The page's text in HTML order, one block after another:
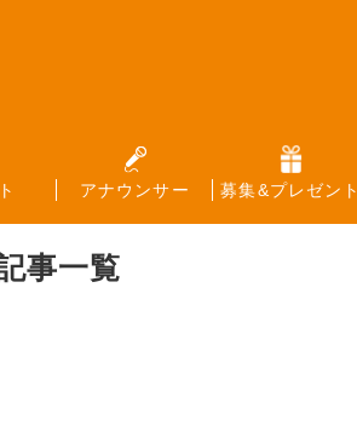
アナウンサー 募集&プレゼント
事一覧